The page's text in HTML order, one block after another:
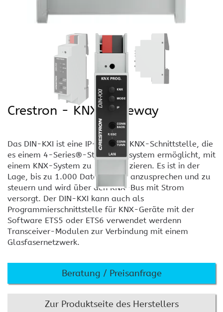
Crestron - KNX-Gateway
Das DIN-KXI ist eine IP-basierte KNX-Schnittstelle, die
es einem 4-Series®-Steuerungssystem ermöglicht, mit
einem KNX-System zu kommunizieren. Es ist in der
Lage, bis zu 1.000 Datenpunkte anzusprechen und zu
steuern und wird über den KNX-Bus mit Strom
versorgt. Der DIN-KXI kann auch als
Programmierschnittstelle für KNX-Geräte mit der
Software ETS5 oder ETS6 verwendet werdenn
Transceiver-Modulen zur Verbindung mit einem
Glasfasernetzwerk.
Beratung / Preisanfrage
Zur Produktseite des Herstellers